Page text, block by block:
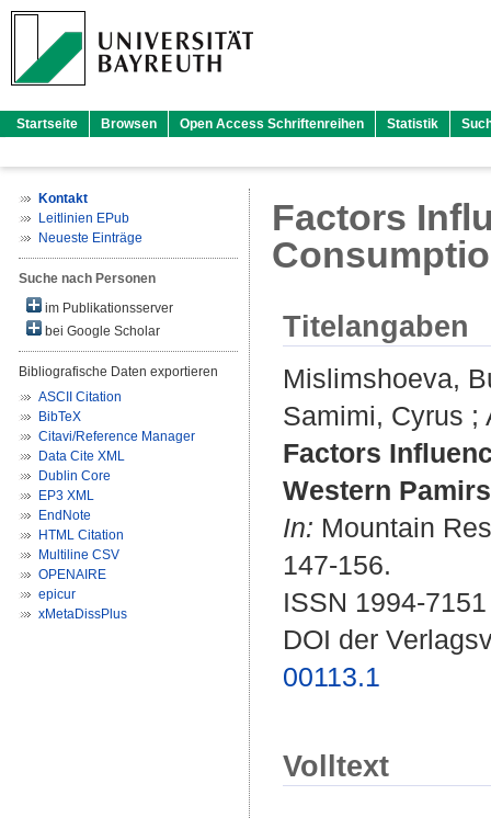
Startseite Browsen Open Access Schriftenreihen Statistik
Kontakt
Leitlinien EPub
Neueste Einträge
Suche nach Personen
im Publikationsserver
bei Google Scholar
Bibliografische Daten exportieren
ASCII Citation
BibTeX
Citavi/Reference Manager
Data Cite XML
Dublin Core
EP3 XML
EndNote
HTML Citation
Multiline CSV
OPENAIRE
epicur
xMetaDissPlus
Factors
Titelangaben
Mislimshoeva,
Samimi, Cyrus ;
Factors
Western
In: Mountain
147-156.
ISSN 1994-7151
DOI der
00113.1
Volltext